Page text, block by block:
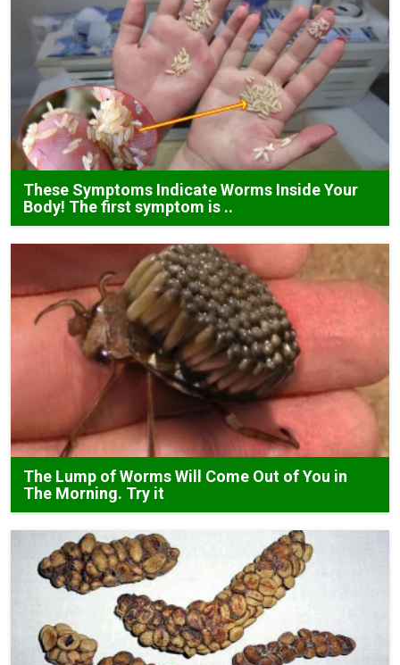
These Symptoms Indicate Worms Inside Your
Body! The first symptom is ..
The Lump of Worms Will Come Out of You in
The Morning. Try it